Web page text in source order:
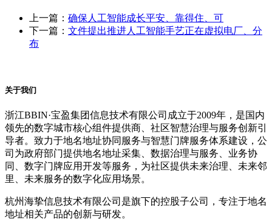
上一篇： 确保人工智能成长平安、靠得住、可
下一篇： 文件提出推进人工智能手艺正在虚拟电厂、分
布
关于我们
浙江BBIN·宝盈集团信息技术有限公司成立于2009年，是国内
领先的数字城市核心组件提供商、社区智慧治理与服务创新引
导者。致力于地名地址协同服务与智慧门牌服务体系建设，公
司为政府部门提供地名地址采集、数据治理与服务、业务协
同、数字门牌应用开发等服务，为社区提供未来治理、未来邻
里、未来服务的数字化应用场景。
杭州海挚信息技术有限公司是旗下的控股子公司，专注于地名
地址相关产品的创新与研发。